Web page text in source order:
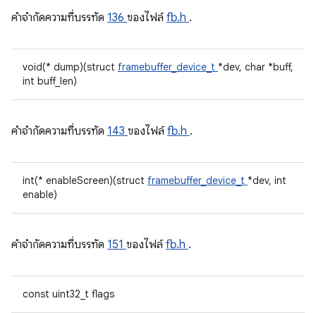
คําจํากัดความที่บรรทัด 136 ของไฟล์fb.h .
void(* dump)(struct framebuffer_device_t *dev, char *buff,
int buff_len)
คําจํากัดความที่บรรทัด 143 ของไฟล์fb.h .
int(* enableScreen)(struct framebuffer_device_t *dev, int
enable)
คําจํากัดความที่บรรทัด 151 ของไฟล์fb.h .
const uint32_t flags